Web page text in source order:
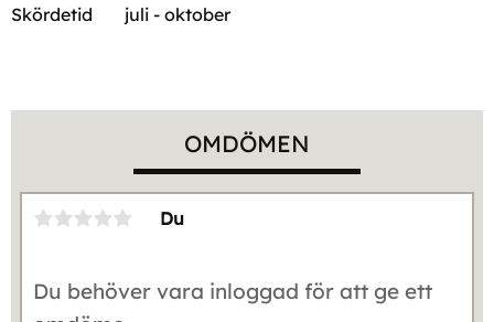
Skördetid
juli - oktober
OMDÖMEN
Du